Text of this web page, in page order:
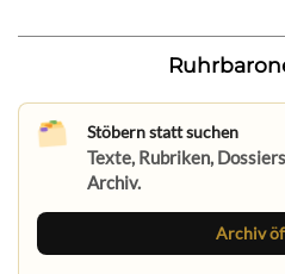
Stöbern statt suchen
Texte, Rubriken,
Archiv.
Archiv